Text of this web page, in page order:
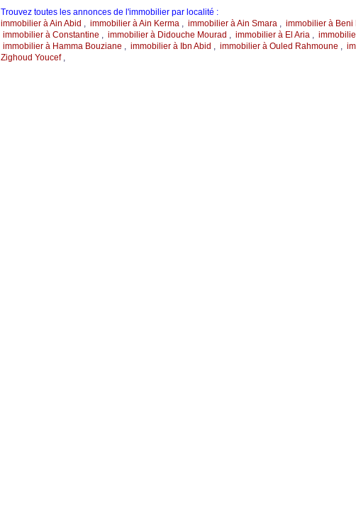
Trouvez toutes les annonces de l'immobilier par localité :
immobilier à Ain Abid , immobilier à Ain Kerma, immobilier à Ain Smara, immobilier à Beni
immobilier à Constantine , immobilier à Didouche Mourad , immobilier à El Aria,
immobilier à Hamma Bouziane , immobilier à Ibn Abid , immobilier à Ouled Rahmoune ,
Zighoud Youcef,